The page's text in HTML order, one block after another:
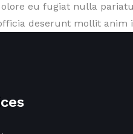
eu fugiat nulla
deserunt mollit anim